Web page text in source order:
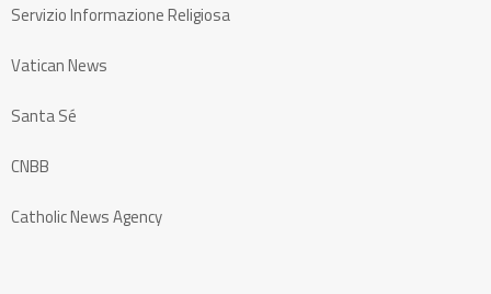
Servizio Informazione Religiosa
Vatican News
Santa Sé
CNBB
Catholic News Agency